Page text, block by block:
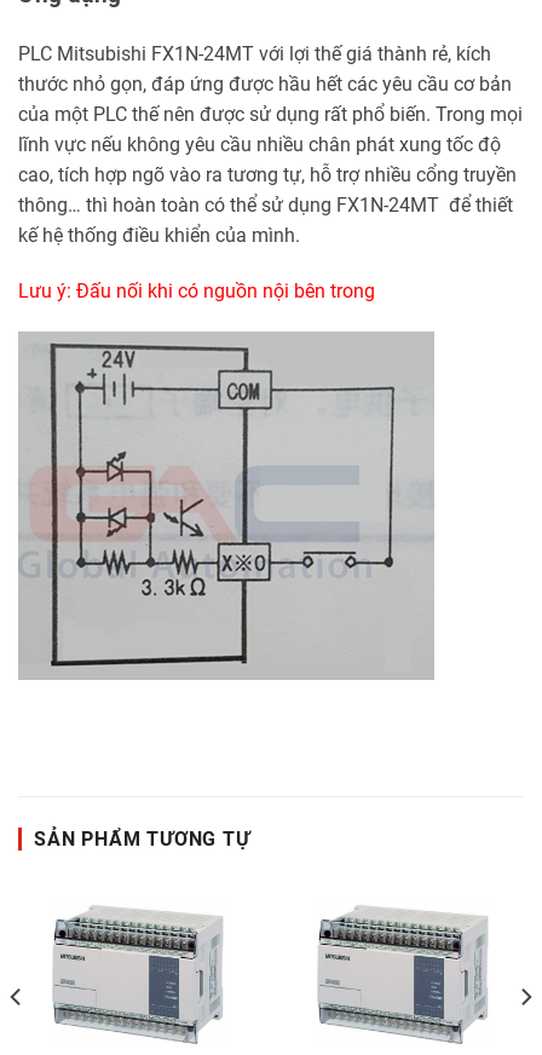
PLC Mitsubishi FX1N-24MT với lợi thế giá thành rẻ, kích
thước nhỏ gọn, đáp ứng được hầu hết các yêu cầu cơ bản
của một PLC thế nên được sử dụng rất phổ biến. Trong mọi
lĩnh vực nếu không yêu cầu nhiều chân phát xung tốc độ
cao, tích hợp ngõ vào ra tương tự, hỗ trợ nhiều cổng truyền
thông… thì hoàn toàn có thể sử dụng FX1N-24MT để thiết
kế hệ thống điều khiển của mình.
Lưu ý: Đấu nối khi có nguồn nội bên trong
SẢN PHẨM TƯƠNG TỰ